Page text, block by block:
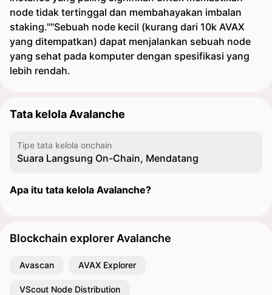
node tidak tertinggal dan membahayakan imbalan
staking.""Sebuah node kecil (kurang dari 10k AVAX
yang ditempatkan) dapat menjalankan sebuah node
yang sehat pada komputer dengan spesifikasi yang
lebih rendah.
Tata kelola Avalanche
Tipe tata kelola onchain
Suara Langsung On-Chain, Mendatang
Apa itu tata kelola Avalanche?
Blockchain explorer Avalanche
Avascan AVAX Explorer
VScout Node Distribution